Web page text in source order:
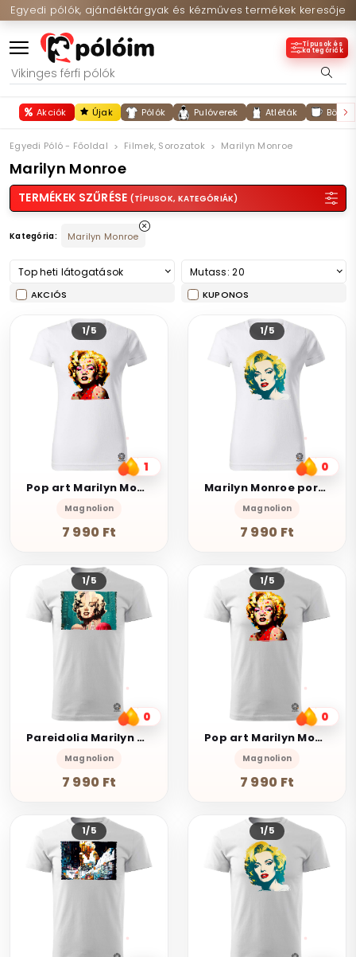
Egyedi pólók, ajándéktárgyak és kézműves termékek keresője
Típusok és
kategóriák
Akciók Újak Pólók Pulóverek Atléták
Egyedi Póló - Főoldal Filmek, Sorozatok Marilyn Monroe
Marilyn Monroe
TERMÉKEK SZŰRÉSE (TÍPUSOK, KATEGÓRIÁK)
Kategória: Marilyn Monroe
Top heti látogatások Mutass: 20
AKCIÓS KUPONOS
1/5
1
Pop art Marilyn Monroe v1
Magnolion
7 990 Ft
1/5
0
Marilyn Monroe portré v1
Magnolion
7 990 Ft
1/5
0
Pareidolia Marilyn Monroe város fantázia v7
Magnolion
7 990 Ft
1/5
0
Pop art Marilyn Monroe v1
Magnolion
7 990 Ft
1/5 1/5